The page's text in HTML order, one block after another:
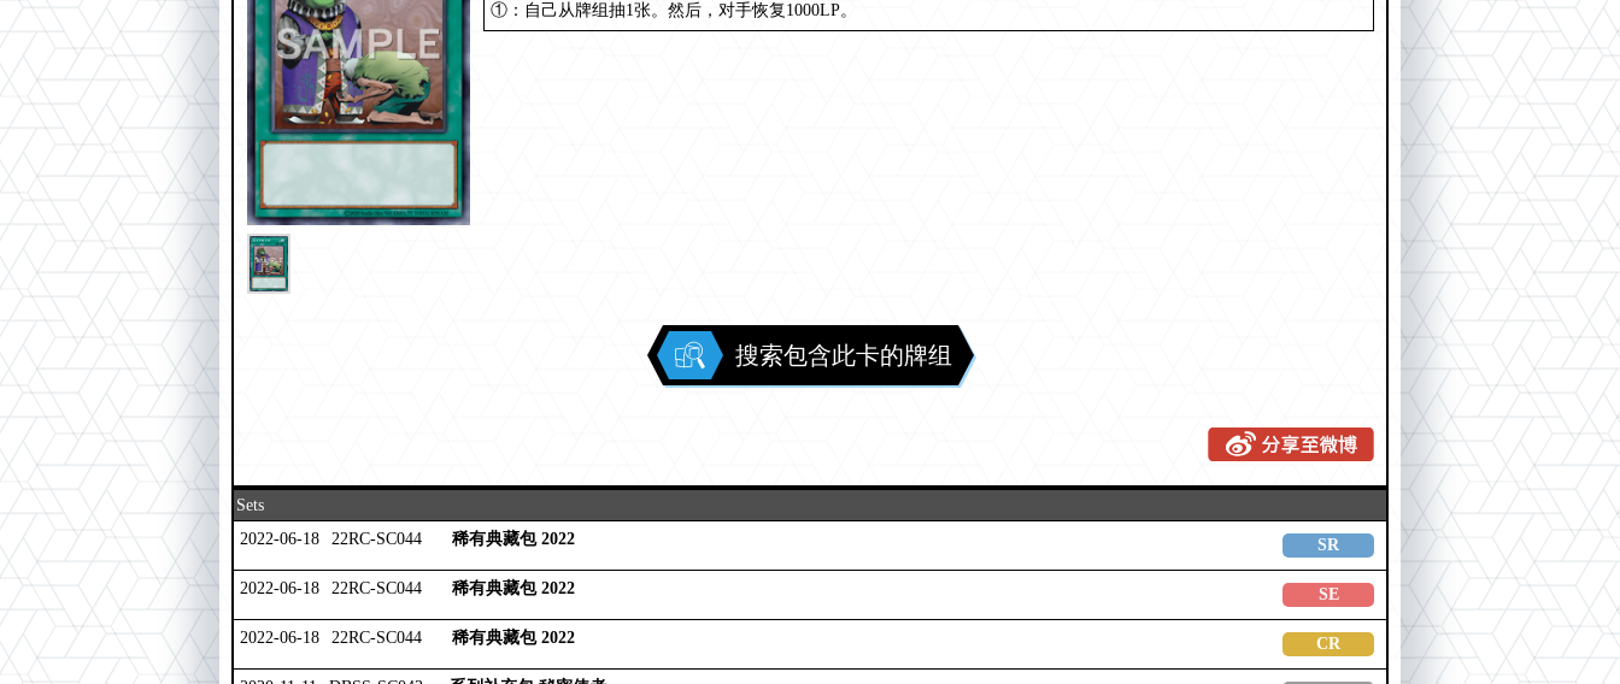
①：自己从牌组抽1张。然后，对手恢复1000LP。
搜索包含此卡的牌组
Sets
2022-06-18
22RC-SC044 稀有典藏包 2022 SR
2022-06-18 22RC-SC044 稀有典藏包 2022 SE
2022-06-18 22RC-SC044 稀有典藏包 2022 CR